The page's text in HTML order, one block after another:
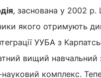
, заснована у 2002 р.
якого отримують
УУБА з
вищий
комплекс.